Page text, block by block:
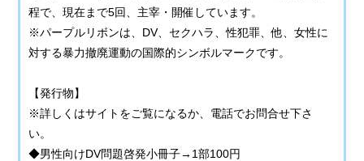
程で、現在まで5回、主宰・開催しています。
※パープルリボンは、DV、セクハラ、性犯罪、他、女性に
対する暴力撤廃運動の国際的シンボルマークです。
【発行物】
※詳しくはサイトをご覧になるか、電話でお問合せ下さ
い。
◆男性向けDV問題啓発小冊子→1部100円